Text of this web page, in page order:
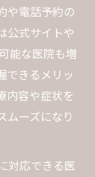
イント
療内容
を最適化
医者特徴
や電話予約の
公式サイトや
能な医院も増
できるメリッ
内容や症状を
ムーズになり
対応できる医